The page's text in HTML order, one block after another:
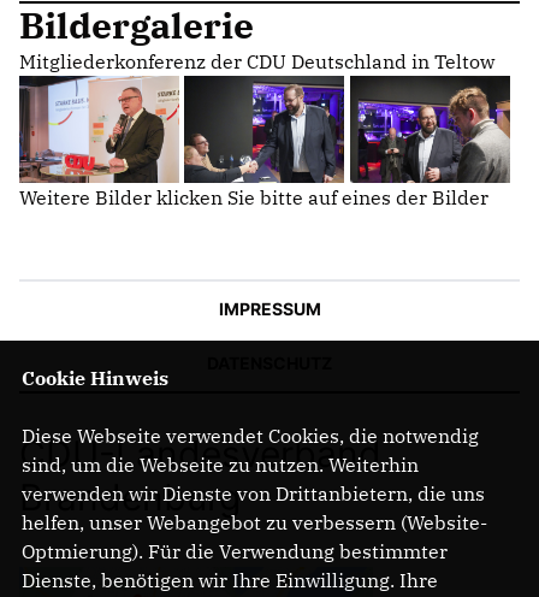
Bildergalerie
Mitgliederkonferenz der CDU Deutschland in Teltow
Weitere Bilder klicken Sie bitte auf eines der Bilder
IMPRESSUM
CDU-Landesverband
Brandenburg
Cookie Hinweis
Diese Webseite verwendet Cookies, die notwendig
sind, um die Webseite zu nutzen. Weiterhin
verwenden wir Dienste von Drittanbietern, die uns
helfen, unser Webangebot zu verbessern (Website-
Optmierung). Für die Verwendung bestimmter
Dienste, benötigen wir Ihre Einwilligung. Ihre